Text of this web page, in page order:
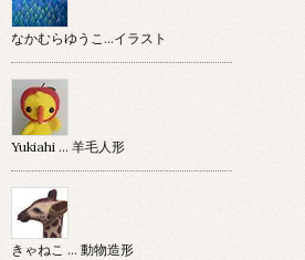
なかむらゆうこ…イラスト
Yukiahi … 羊毛人形
きゃねこ … 動物造形